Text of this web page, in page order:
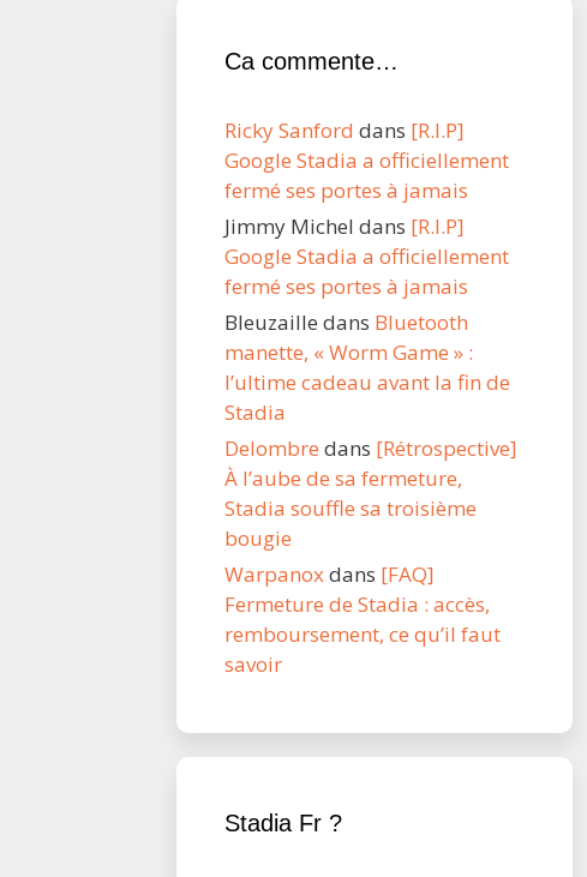
Ca commente…
Ricky Sanford dans [R.I.P]
Google Stadia a officiellement
fermé ses portes à jamais
Jimmy Michel dans [R.I.P]
Google Stadia a officiellement
fermé ses portes à jamais
Bleuzaille dans Bluetooth
manette, « Worm Game » :
l’ultime cadeau avant la fin de
Stadia
Delombre dans [Rétrospective]
À l’aube de sa fermeture,
Stadia souffle sa troisième
bougie
Warpanoxdans [FAQ]
Fermeture de Stadia : accès,
remboursement, ce qu’il faut
savoir
Stadia Fr ?